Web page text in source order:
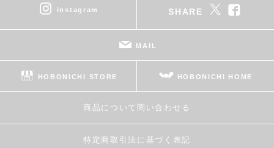
instagram SHARE
MAIL
HOBONICHI STORE HOBONICHI HOME
商品について問い合わせる
特定商取引法に基づく表記